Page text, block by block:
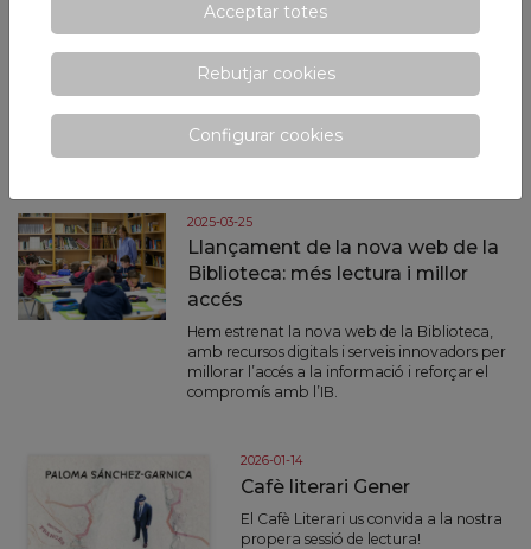
2025-03-12
Padrins Lectors: PAI 4 i PAI 5
acompanyen 2n de Primària
en la lectura
Una iniciativa que uneix estudiants de
diferents edats a través de la lectura
2025-03-25
Llançament de la nova web de la
Biblioteca: més lectura i millor
accés
Hem estrenat la nova web de la Biblioteca,
amb recursos digitals i serveis innovadors per
millorar l’accés a la informació i reforçar el
compromís amb l’IB.
2026-01-14
Cafè literari Gener
El Cafè Literari us convida a la nostra
propera sessió de lectura!
Acceptar totes
Rebutjar cookies
Configurar cookies